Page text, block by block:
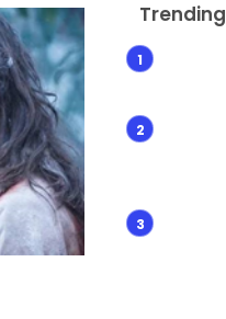
Trending